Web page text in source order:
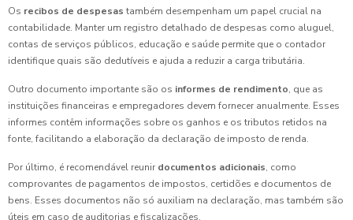
Os recibos de despesas também desempenham um papel crucial na
contabilidade. Manter um registro detalhado de despesas como aluguel,
contas de serviços públicos, educação e saúde permite que o contador
identifique quais são dedutíveis e ajuda a reduzir a carga tributária.
Outro documento importante são os informes de rendimento, que as
instituições financeiras e empregadores devem fornecer anualmente. Esses
informes contêm informações sobre os ganhos e os tributos retidos na
fonte, facilitando a elaboração da declaração de imposto de renda.
Por último, é recomendável reunir documentos adicionais, como
comprovantes de pagamentos de impostos, certidões e documentos de
bens. Esses documentos não só auxiliam na declaração, mas também são
úteis em caso de auditorias e fiscalizações.